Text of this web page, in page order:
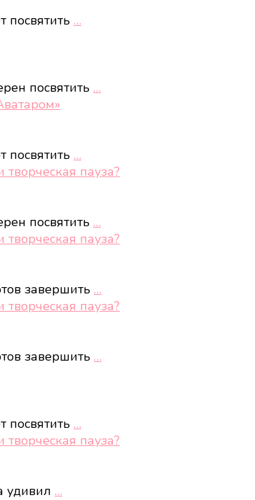
посвятить …
посвятить …
посвятить …
пауза?
посвятить …
пауза?
завершить …
пауза?
завершить …
посвятить …
пауза?
удивил …